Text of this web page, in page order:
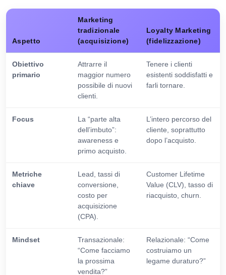
Aspetto
Marketing
tradizionale
(acquisizione)
Loyalty Marketing
(fidelizzazione)
Obiettivo
primario
Attrarre il
maggior numero
possibile di nuovi
clienti.
Tenere i clienti
esistenti soddisfatti e
farli tornare.
Focus
La “parte alta
dell’imbuto”:
awareness e
primo acquisto.
L’intero percorso del
cliente, soprattutto
dopo l’acquisto.
Metriche
chiave
Lead, tassi di
conversione,
costo per
acquisizione
(CPA).
Customer Lifetime
Value (CLV), tasso di
riacquisto, churn.
Mindset
Transazionale:
“Come facciamo
la prossima
vendita?”
Relazionale: “Come
costruiamo un
legame duraturo?”